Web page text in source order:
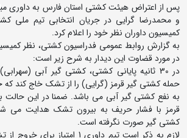
پس از اعتراض هیئت کشتی استان فارس به داوری
و محمدرضا گرایی در جریان انتخابی تیم ملی
کمیسیون داوران نظر خود را اعلام کرد.
به گزارش روابط عمومی فدراسیون کشتی، نظر
در مورد قضاوت این دیدار به شرح زیر است:
در 30 ثانیه پایانی کشتی، کشتی گیر آبی
به نفع کشتی گیر آبی می باشد. ضمنا در این حالت
قرمز با فشار حریف به بیرون تشک هدایت می
کشتی گیر صورت نگرفته است.